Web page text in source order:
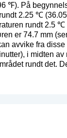
℉). På
2.25 ℃
rundt 2.5
er 74.7 mm (
avvike fra
i midten
rundt det.